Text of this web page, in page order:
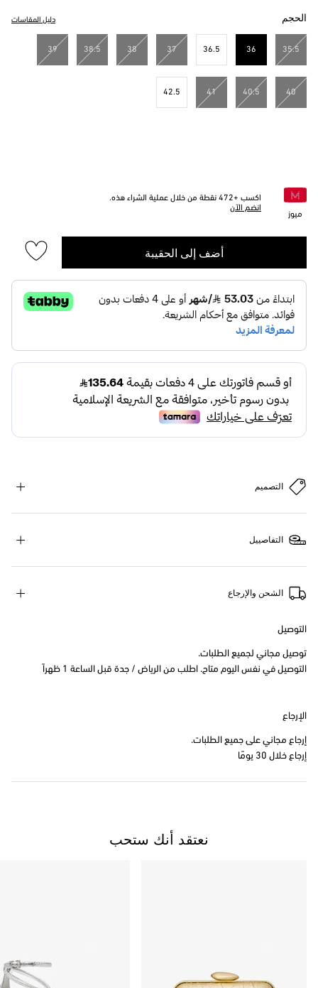
الحجم دليل المقاسات
35.5
36
36.5
37
38
38.5
39
40
40.5
41
42.5
ميوز
اكسب +472 نقطة من خلال عملية الشراء هذه.
انضم الآن
أضف إلى الحقيبة
التصميم
التفاصييل
الشحن والإرجاع
التوصيل
توصيل مجاني لجميع الطلبات.
التوصيل في نفس اليوم متاح. اطلب من الرياض / جدة قبل الساعة 1 ظهراً
الإرجاع
إرجاع مجاني على جميع الطلبات.
إرجاع خلال 30 يومًا
نعتقد أنك ستحب